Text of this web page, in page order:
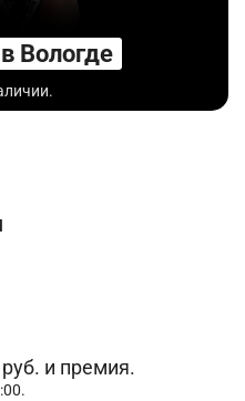
Вологде
и премия.